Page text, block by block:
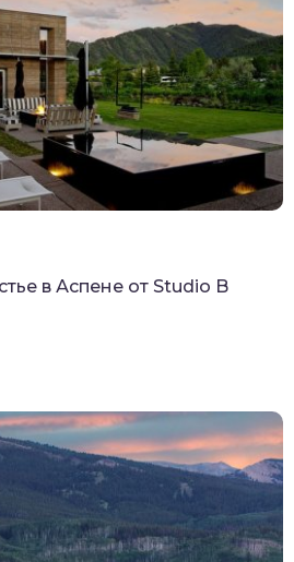
в Аспене от Studio B